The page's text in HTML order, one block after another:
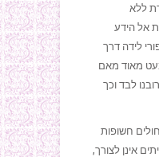
ללא
אל הידע
לידה דרך
מאוד מאם
לבד וכך
חשופות
אינן לצורך,